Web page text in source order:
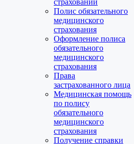
страховании
Полис обязательного
медицинского
страхования
Оформление полиса
обязательного
медицинского
страхования
Права
застрахованного лица
Медицинская помощь
по полису
обязательного
медицинского
страхования
Получение справки